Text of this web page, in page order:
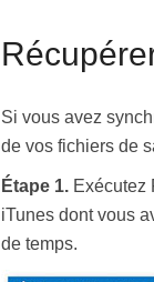
Si vous avez
de vos fichiers de
Étape 1. Exécutez
iTunes dont vous
de temps.